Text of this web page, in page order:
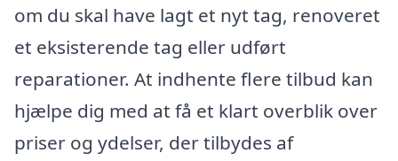
om du skal have lagt et nyt tag, renoveret
et eksisterende tag eller udført
reparationer. At indhente flere tilbud kan
hjælpe dig med at få et klart overblik over
priser og ydelser, der tilbydes af